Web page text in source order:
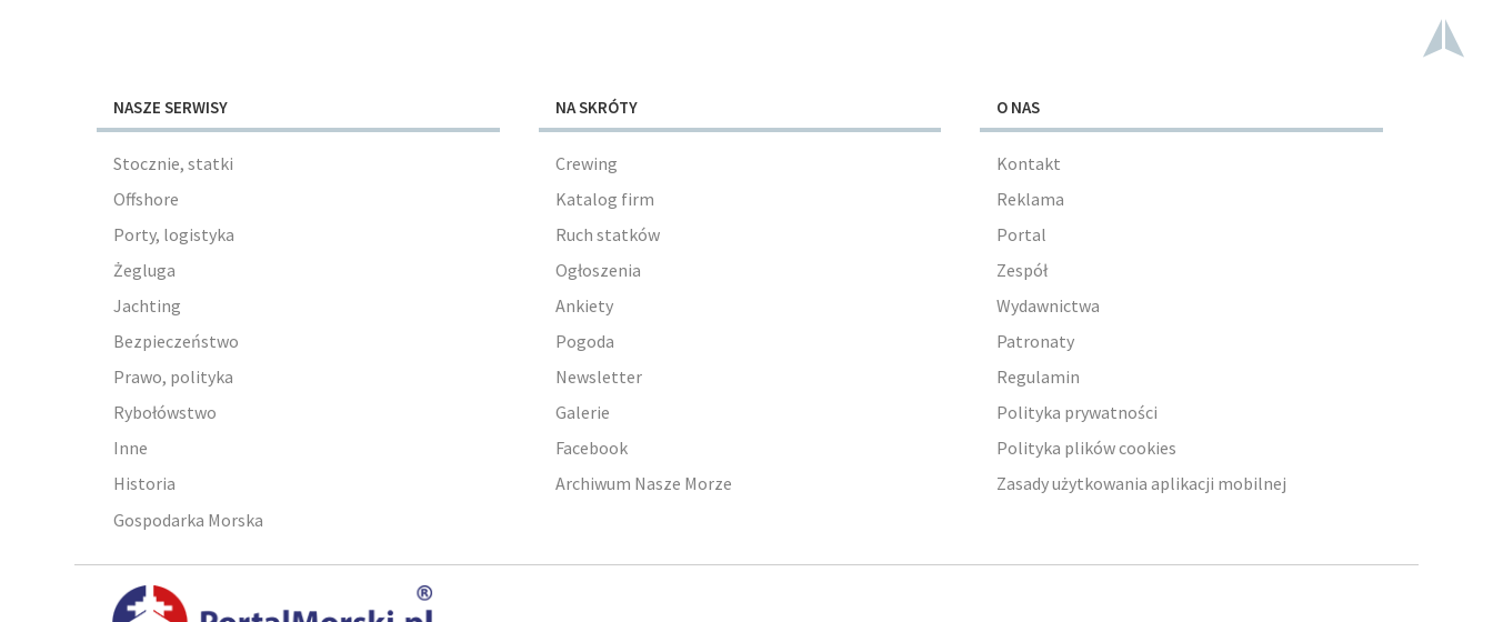
NASZE SERWISY
Stocznie, statki
Offshore
Porty, logistyka
Żegluga
Jachting
Bezpieczeństwo
Prawo, polityka
Rybołówstwo
Inne
Historia
Gospodarka Morska
NA SKRÓTY
Crewing
Katalog firm
Ruch statków
Ogłoszenia
Ankiety
Pogoda
Newsletter
Galerie
Facebook
Archiwum Nasze Morze
O NAS
Kontakt
Reklama
Portal
Zespół
Wydawnictwa
Patronaty
Regulamin
Polityka prywatności
Polityka plików cookies
Zasady użytkowania aplikacji mobilnej